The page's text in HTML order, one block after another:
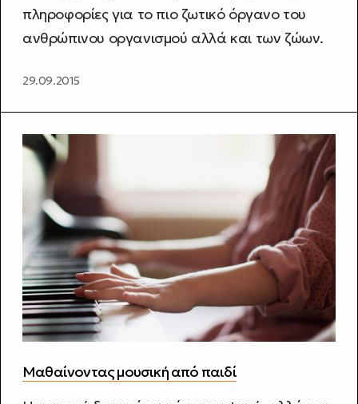
πληροφορίες για το πιο ζωτικό όργανο του
ανθρώπινου οργανισμού αλλά και των ζώων.
29.09.2015
Μαθαίνοντας μουσική από παιδί